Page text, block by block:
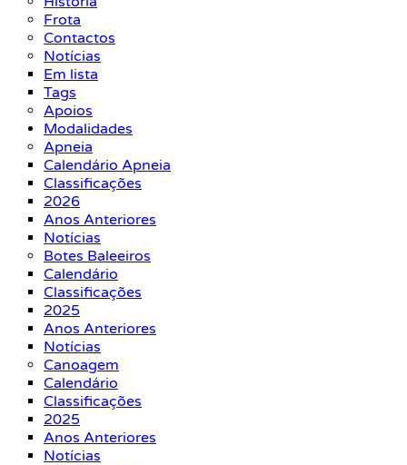
Frota
Contactos
Notícias
Em lista
Tags
Apoios
Modalidades
Apneia
Calendário Apneia
Classificações
2026
Anos Anteriores
Notícias
Botes Baleeiros
Calendário
Classificações
2025
Anos Anteriores
Notícias
Canoagem
Calendário
Classificações
2025
Anos Anteriores
Notícias